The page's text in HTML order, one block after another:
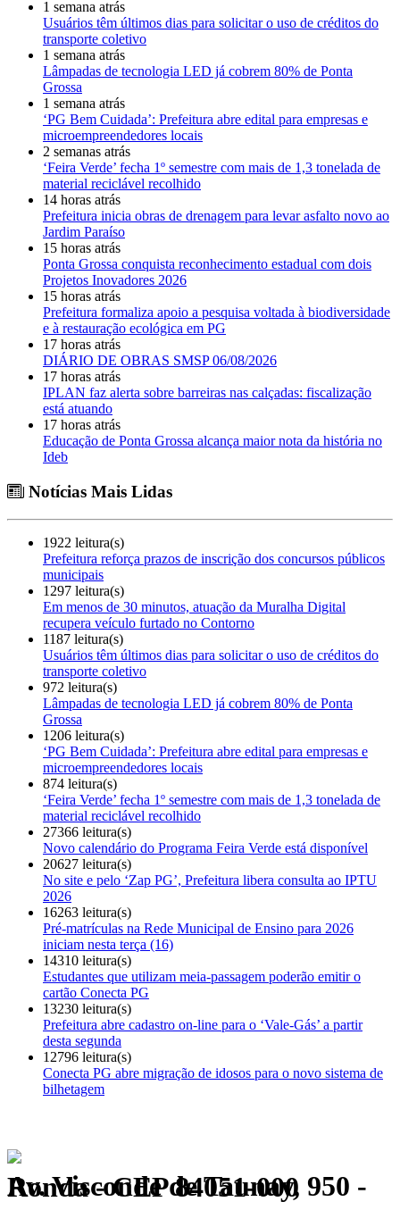
1 semana atrás
Usuários têm últimos dias para solicitar o uso de créditos do
transporte coletivo
1 semana atrás
Lâmpadas de tecnologia LED já cobrem 80% de Ponta
Grossa
1 semana atrás
‘PG Bem Cuidada’: Prefeitura abre edital para empresas e
microempreendedores locais
2 semanas atrás
‘Feira Verde’ fecha 1º semestre com mais de 1,3 tonelada de
material reciclável recolhido
14 horas atrás
Prefeitura inicia obras de drenagem para levar asfalto novo ao
Jardim Paraíso
15 horas atrás
Ponta Grossa conquista reconhecimento estadual com dois
Projetos Inovadores 2026
15 horas atrás
Prefeitura formaliza apoio a pesquisa voltada à biodiversidade
e à restauração ecológica em PG
17 horas atrás
DIÁRIO DE OBRAS SMSP 06/08/2026
17 horas atrás
IPLAN faz alerta sobre barreiras nas calçadas: fiscalização
está atuando
17 horas atrás
Educação de Ponta Grossa alcança maior nota da história no
Ideb
Notícias Mais Lidas
1922 leitura(s)
Prefeitura reforça prazos de inscrição dos concursos públicos
municipais
1297 leitura(s)
Em menos de 30 minutos, atuação da Muralha Digital
recupera veículo furtado no Contorno
1187 leitura(s)
Usuários têm últimos dias para solicitar o uso de créditos do
transporte coletivo
972 leitura(s)
Lâmpadas de tecnologia LED já cobrem 80% de Ponta
Grossa
1206 leitura(s)
‘PG Bem Cuidada’: Prefeitura abre edital para empresas e
microempreendedores locais
874 leitura(s)
‘Feira Verde’ fecha 1º semestre com mais de 1,3 tonelada de
material reciclável recolhido
27366 leitura(s)
Novo calendário do Programa Feira Verde está disponível
20627 leitura(s)
No site e pelo ‘Zap PG’, Prefeitura libera consulta ao IPTU
2026
16263 leitura(s)
Pré-matrículas na Rede Municipal de Ensino para 2026
iniciam nesta terça (16)
14310 leitura(s)
Estudantes que utilizam meia-passagem poderão emitir o
cartão Conecta PG
13230 leitura(s)
Prefeitura abre cadastro on-line para o ‘Vale-Gás’ a partir
desta segunda
12796 leitura(s)
Conecta PG abre migração de idosos para o novo sistema de
bilhetagem
Av. Visconde de Taunay, 950 - Ronda - CEP 84051-000